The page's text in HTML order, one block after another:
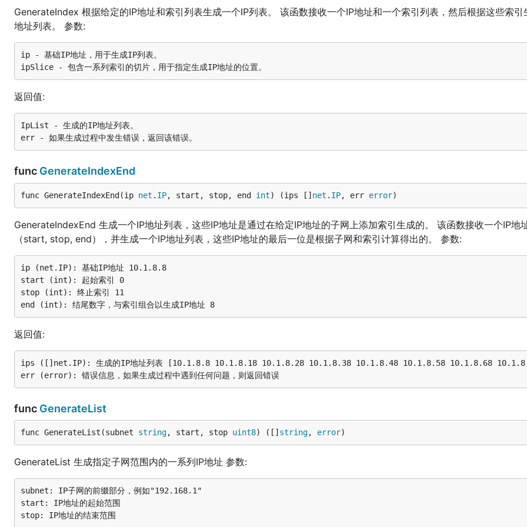
[2024-11-13 18:01:28] [DEBG] [ip:119] 生成IP列表...
[192.168.1.0 192.168.1.1 192.168.1.2 192.168.1.3 192.168.1.4 192.168.1.5 192.168.1.6 192.168.1.7
68.1.18 192.168.1.19 192.168.1.20 192.168.1.21 192.168.1.22 192.168.1.23 192.168.1.24 192.168.1.25
92.168.1.36 192.168.1.37 192.168.1.38 192.168.1.39 192.168.1.40 192.168.1.41 192.168.1.42 192.168.1.43
53 192.168.1.54 192.168.1.55 192.168.1.56 192.168.1.57 192.168.1.58 192.168.1.59 192.168.1.60
8.1.71 192.168.1.72 192.168.1.73 192.168.1.74 192.168.1.75 192.168.1.76 192.168.1.77 192.168.1.78
2.168.1.89 192.168.1.90 192.168.1.91 192.168.1.92 192.168.1.93 192.168.1.94 192.168.1.95 192.168.1.96
22 192.168.1.123 192.168.1.124 192.168.1.125 192.168.1.126 192.168.1.127 192.168.1.128 192.168.1.129
.155 192.168.1.156 192.168.1.157 192.168.1.158 192.168.1.159 192.168.1.160 192.168.1.161 192.168.1.162
92.168.1.172 192.168.1.173 192.168.1.174 192.168.1.175 192.168.1.176 192.168.1.177 192.168.1.178
.1.188 192.168.1.189 192.168.1.190 192.168.1.191 192.168.1.192 192.168.1.193 192.168.1.194 192.168.1.195
68.1.221 192.168.1.222 192.168.1.223 192.168.1.224 192.168.1.225 192.168.1.226 192.168.1.227
37 192.168.1.238 192.168.1.239 192.168.1.240 192.168.1.241 192.168.1.242 192.168.1.243 192.168.1.244
[2024-11-13 18:01:28] [DEBG] [base:134] 192.168.3.11 > 192.168.1.112
[2024-11-13 18:01:28] [INFO] [main:37] 192.168.3.11 > 192.168.1.112
[192.168.1.1 192.168.1.2 192.168.1.9 192.168.1.123 192.168.1.255]
GenerateIndex 根据给定的IP地址和索引列表生成一个IP列表。 该函数接收一个IP地址和一个索引列表，然后根据这些索引
地址列表。 参数:
ip - 基础IP地址，用于生成IP列表。
返回值:
IpList - 生成的IP地址列表。
func GenerateIndexEnd
func GenerateIndexEnd(ip net . IP, start, stop, end int) (ips [] net . IP, err error)
GenerateIndexEnd 生成一个IP地址列表，这些IP地址是通过在给定IP地址的子网上添加索引生成的。 该函数接收一个IP地
（start, stop, end），并生成一个IP地址列表，这些IP地址的最后一位是根据子网和索引计算得出的。 参数:
ip (net.IP): 基础IP地址 10.1.8.8
start (int): 起始索引 0
stop (int): 终止索引 11
返回值:
ips ([]net.IP): 生成的IP地址列表 [10.1.8.8 10.1.8.18 10.1.8.28 10.1.8.38 10.1.8.48 10.1.8.58 10.1.8.68
func GenerateList
func GenerateList(subnet string, start, stop uint8) ([] string, error)
GenerateList 生成指定子网范围内的一系列IP地址 参数:
subnet: IP子网的前缀部分，例如"192.168.1"
start: IP地址的起始范围